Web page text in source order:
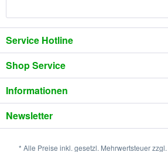
Service Hotline
Shop Service
Informationen
Newsletter
* Alle Preise inkl. gesetzl. Mehrwertsteuer zzgl.